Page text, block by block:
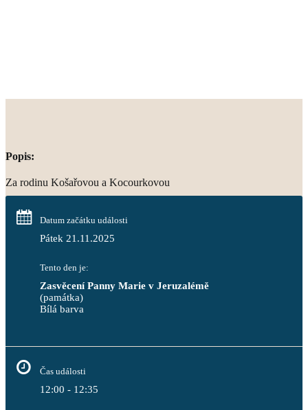
Popis:
Za rodinu Košařovou a Kocourkovou
Datum začátku události
Pátek 21.11.2025
Tento den je:
Zasvěcení Panny Marie v Jeruzalémě
(památka)
Bílá barva
Čas události
12:00 - 12:35